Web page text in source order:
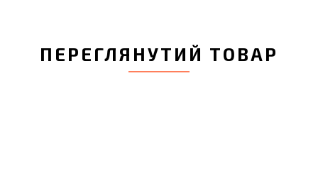
ПЕРЕГЛЯНУТИЙ ТОВАР